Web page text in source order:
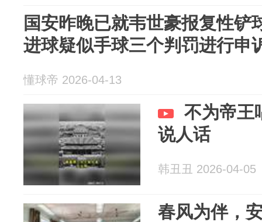
国安昨晚已就韦世豪报复性铲
进球疑似手球三个判罚进行申
懂球帝 2026-04-13
不为帝王
说人话
韩丑丑 2026-04-05
春风为伴，